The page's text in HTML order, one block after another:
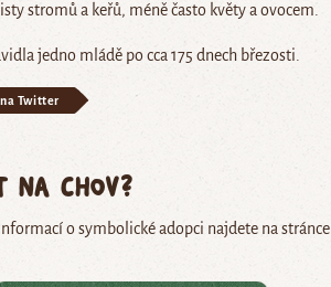
stromů a keřů, méně často květy a ovocem.
jedno mládě po cca 175 dnech březosti.
Twitter
na chov?
o symbolické adopci najdete na stránce